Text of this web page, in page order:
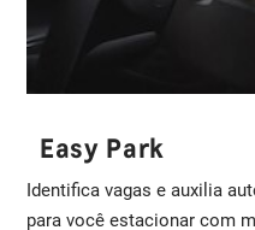
Easy Park
Identifica vagas e auxilia
para você estacionar com